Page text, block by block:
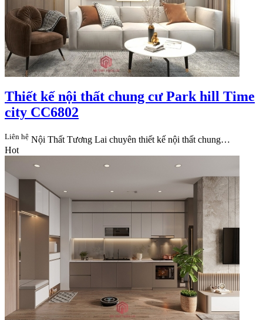
Thiết kế nội thất chung cư Park hill Time
city CC6802
Liên hệ Nội Thất Tương Lai​ chuyên thiết kế nội thất chung…
Hot